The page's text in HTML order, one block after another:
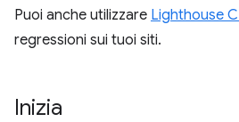
Puoi anche utilizzare Lighthouse
regressioni sui tuoi siti.
Inizia